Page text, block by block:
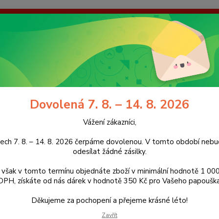
V tomto období nebudeme odesílat žádné zásilky. Pokud
v hodnotě 350 Kč pro Vašeho papouška! Děkujeme za
Ochrana soukromí
Hledat
(Po-
stojany pro všechny
jsou určeny k odpočinku papoušků jak v interiéru,
Dovolená 7. 8. – 14. 8. 2026
Vážení zákazníci,
7. 8. – 14. 8. 2026 čerpáme dovolenou. V tomto období
odesílat žádné zásilky.
však v tomto termínu objednáte zboží v minimální hodnotě 1
získáte od nás dárek v hodnotě 350 Kč pro Vašeho
Děkujeme za pochopení a přejeme krásné léto!
Zavřít